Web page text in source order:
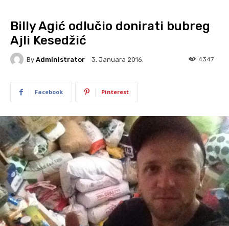
Billy Agić odlučio donirati bubreg
Ajli Kesedžić
By Administrator 3. Januara 2016. 4347
Facebook Pinterest